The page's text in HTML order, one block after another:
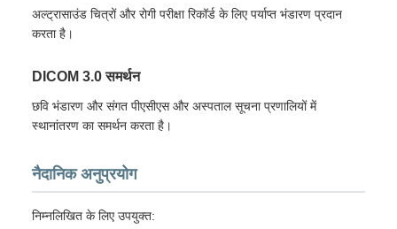
अल्ट्रासाउंड चित्रों और रोगी परीक्षा रिकॉर्ड के लिए पर्याप्त भंडारण प्रदान
करता है।
DICOM 3.0 समर्थन
छवि भंडारण और संगत पीएसीएस और अस्पताल सूचना प्रणालियों में
स्थानांतरण का समर्थन करता है।
नैदानिक अनुप्रयोग
निम्नलिखित के लिए उपयुक्त: